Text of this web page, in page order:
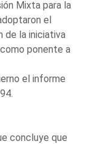
Mixta para la
el
de la iniciativa
ponente a
el informe
concluye que